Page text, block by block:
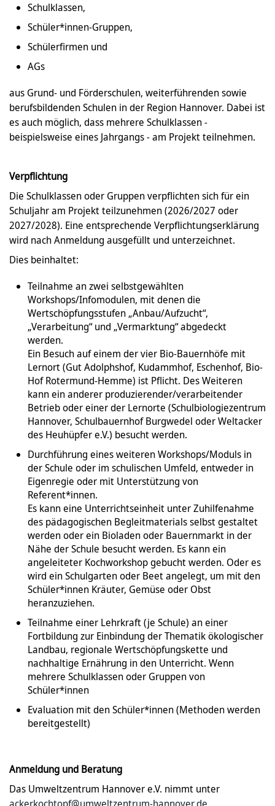
Schulklassen,
Schüler*innen-Gruppen,
Schülerfirmen und
AGs
aus Grund- und Förderschulen, weiterführenden sowie
berufsbildenden Schulen in der Region Hannover. Dabei ist
es auch möglich, dass mehrere Schulklassen -
beispielsweise eines Jahrgangs - am Projekt teilnehmen.
Verpflichtung
Die Schulklassen oder Gruppen verpflichten sich für ein
Schuljahr am Projekt teilzunehmen (2026/2027 oder
2027/2028). Eine entsprechende Verpflichtungserklärung
wird nach Anmeldung ausgefüllt und unterzeichnet.
Dies beinhaltet:
Teilnahme an zwei selbstgewählten
Workshops/Infomodulen, mit denen die
Wertschöpfungsstufen „Anbau/Aufzucht“,
„Verarbeitung“ und „Vermarktung“ abgedeckt
werden.
Ein Besuch auf einem der vier Bio-Bauernhöfe mit
Lernort (Gut Adolphshof, Kudammhof, Eschenhof, Bio-
Hof Rotermund-Hemme) ist Pflicht. Des Weiteren
kann ein anderer produzierender/verarbeitender
Betrieb oder einer der Lernorte (Schulbiologiezentrum
Hannover, Schulbauernhof Burgwedel oder Weltacker
des Heuhüpfer e.V.) besucht werden.
Durchführung eines weiteren Workshops/Moduls in
der Schule oder im schulischen Umfeld, entweder in
Eigenregie oder mit Unterstützung von
Referent*innen.
Es kann eine Unterrichtseinheit unter Zuhilfenahme
des pädagogischen Begleitmaterials selbst gestaltet
werden oder ein Bioladen oder Bauernmarkt in der
Nähe der Schule besucht werden. Es kann ein
angeleiteter Kochworkshop gebucht werden. Oder es
wird ein Schulgarten oder Beet angelegt, um mit den
Schüler*innen Kräuter, Gemüse oder Obst
heranzuziehen.
Teilnahme einer Lehrkraft (je Schule) an einer
Fortbildung zur Einbindung der Thematik ökologischer
Landbau, regionale Wertschöpfungskette und
nachhaltige Ernährung in den Unterricht. Wenn
mehrere Schulklassen oder Gruppen von
Schüler*innen
Evaluation mit den Schüler*innen (Methoden werden
bereitgestellt)
Anmeldung und Beratung
Das Umweltzentrum Hannover e.V. nimmt unter
ackerkochtopf@umweltzentrum-hannover.de